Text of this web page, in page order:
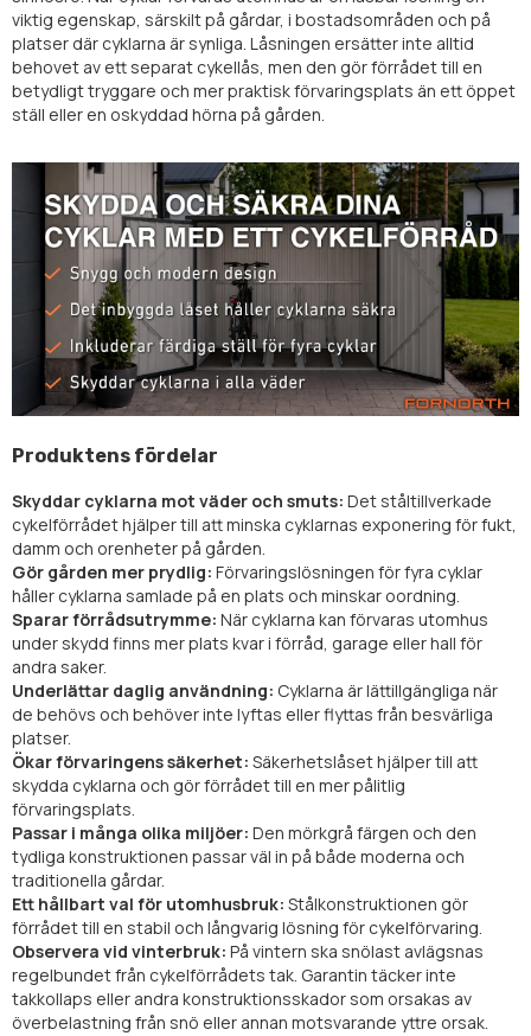
viktig egenskap, särskilt på gårdar, i bostadsområden och på
platser där cyklarna är synliga. Låsningen ersätter inte alltid
behovet av ett separat cykellås, men den gör förrådet till en
betydligt tryggare och mer praktisk förvaringsplats än ett öppet
ställ eller en oskyddad hörna på gården.
Produktens fördelar
Skyddar cyklarna mot väder och smuts: Det ståltillverkade
cykelförrådet hjälper till att minska cyklarnas exponering för fukt,
damm och orenheter på gården.
Gör gården mer prydlig: Förvaringslösningen för fyra cyklar
håller cyklarna samlade på en plats och minskar oordning.
Sparar förrådsutrymme: När cyklarna kan förvaras utomhus
under skydd finns mer plats kvar i förråd, garage eller hall för
andra saker.
Underlättar daglig användning: Cyklarna är lättillgängliga när
de behövs och behöver inte lyftas eller flyttas från besvärliga
platser.
Ökar förvaringens säkerhet: Säkerhetslåset hjälper till att
skydda cyklarna och gör förrådet till en mer pålitlig
förvaringsplats.
Passar i många olika miljöer: Den mörkgrå färgen och den
tydliga konstruktionen passar väl in på både moderna och
traditionella gårdar.
Ett hållbart val för utomhusbruk: Stålkonstruktionen gör
förrådet till en stabil och långvarig lösning för cykelförvaring.
Observera vid vinterbruk: På vintern ska snölast avlägsnas
regelbundet från cykelförrådets tak. Garantin täcker inte
takkollaps eller andra konstruktionsskador som orsakas av
överbelastning från snö eller annan motsvarande yttre orsak.